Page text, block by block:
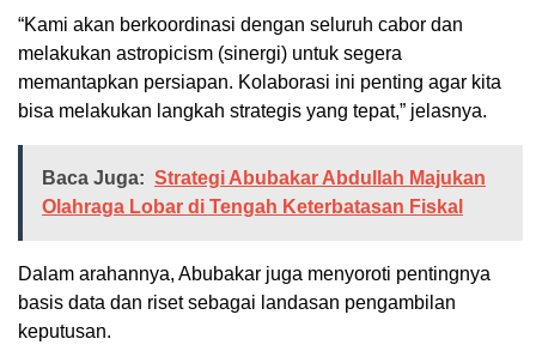
“Kami akan berkoordinasi dengan seluruh cabor dan
melakukan astropicism (sinergi) untuk segera
memantapkan persiapan. Kolaborasi ini penting agar kita
bisa melakukan langkah strategis yang tepat,” jelasnya.
Baca Juga: Strategi Abubakar Abdullah Majukan
Olahraga Lobar di Tengah Keterbatasan Fiskal
Dalam arahannya, Abubakar juga menyoroti pentingnya
basis data dan riset sebagai landasan pengambilan
keputusan.